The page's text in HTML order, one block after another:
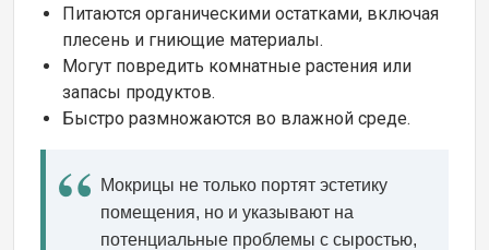
Питаются органическими остатками, включая
плесень и гниющие материалы.
Могут повредить комнатные растения или
запасы продуктов.
Быстро размножаются во влажной среде.
Мокрицы не только портят эстетику
помещения, но и указывают на
потенциальные проблемы с сыростью,